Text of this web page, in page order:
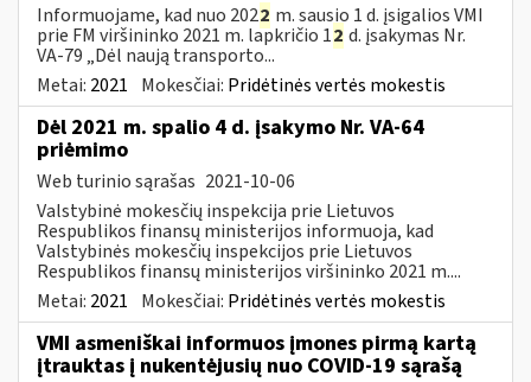
Informuojame, kad nuo 2022 m. sausio 1 d. įsigalios VMI
prie FM viršininko 2021 m. lapkričio 12 d. įsakymas Nr.
VA-79 „Dėl naują transporto...
Metai: 2021 Mokesčiai: Pridėtinės vertės mokestis
Dėl 2021 m. spalio 4 d. įsakymo Nr. VA-64
priėmimo
Web turinio sąrašas 2021-10-06
Valstybinė mokesčių inspekcija prie Lietuvos
Respublikos finansų ministerijos informuoja, kad
Valstybinės mokesčių inspekcijos prie Lietuvos
Respublikos finansų ministerijos viršininko 2021 m....
Metai: 2021 Mokesčiai: Pridėtinės vertės mokestis
VMI asmeniškai informuos įmones pirmą kartą
įtrauktas į nukentėjusių nuo COVID-19 sąrašą